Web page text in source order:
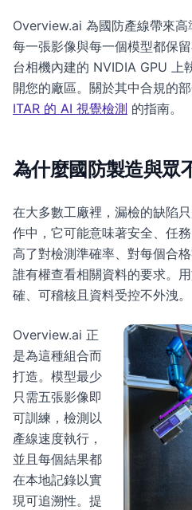
Overview.ai 為國防產線帶來
每一張影像與每一個模型都保
台相機內建的 NVIDIA GPU 上
開您的廠區。關於其中合規的
ITAR 的 AI 視覺檢測 的指南。
為什麼國防製造與眾
在大多數工廠裡，漏檢的缺陷
作中，它可能意味著安全、任
高了對檢測準確率、對每個合
誰有權查看相關資料的要求。
確、可稽核且資料受控不外洩。
Overview.ai 正
是為這種組合而
打造。模型最少
只需五張影像即
可訓練，檢測以
產線速度執行，
並且每個結果都
在本地記錄以實
現可追溯性。提